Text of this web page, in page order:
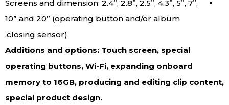
Screens and dimension: 2.4”, 2.8”, 2.5”, 4.3”, 5”, 7”,
10” and 20” (operating button and/or album
closing sensor).
Additions and options: Touch screen, special
operating buttons, Wi-Fi, expanding onboard
memory to 16GB, producing and editing clip content,
special product design.